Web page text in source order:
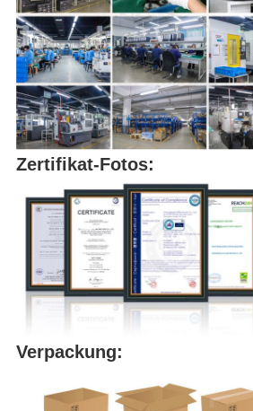
Zertifikat-Fotos:
Verpackung: